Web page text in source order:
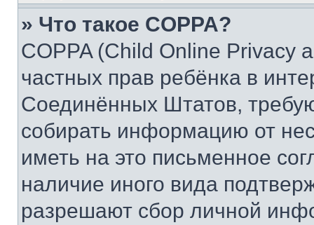
» Что такое COPPA?
COPPA (Child Online Privacy
частных прав ребёнка в
Соединённых Штатов,
собирать информацию от
иметь на это письменное
наличие иного вида
разрешают сбор личной